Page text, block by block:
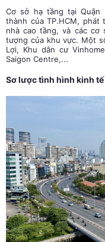
Cơ sở hạ tầng tại Quận
thành của TP.HCM,
nhà cao tầng, và các cơ
tượng của khu vực. Một
Lợi, Khu dân cư
Saigon Centre,...
Sơ lược tình hình kinh